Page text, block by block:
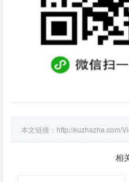
本文链接： http://kuzhazha.com/
相